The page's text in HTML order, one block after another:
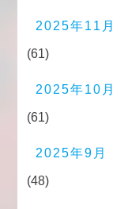
2025年11月
(61)
2025年10月
(61)
2025年9月
(48)